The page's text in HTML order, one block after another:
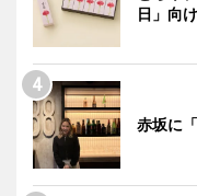
日」向
赤坂に